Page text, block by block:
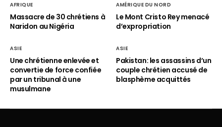
AFRIQUE
Massacre de 30 chrétiens à
Naridon au Nigéria
AMÉRIQUE DU NORD
Le Mont Cristo Rey menacé
d’expropriation
ASIE
Une chrétienne enlevée et
convertie de force confiée
par un tribunal à une
musulmane
ASIE
Pakistan: les assassins d’un
couple chrétien accusé de
blasphème acquittés